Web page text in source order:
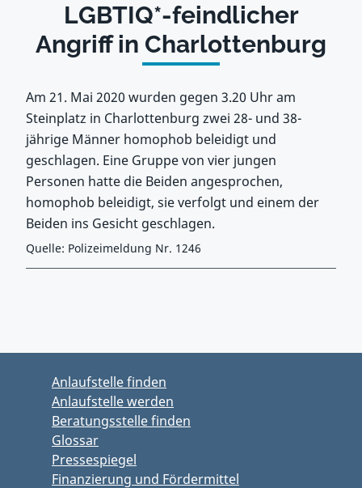
LGBTIQ*-feindlicher
Angriff in Charlottenburg
Am 21. Mai 2020 wurden gegen 3.20 Uhr am
Steinplatz in Charlottenburg zwei 28- und 38-
jährige Männer homophob beleidigt und
geschlagen. Eine Gruppe von vier jungen
Personen hatte die Beiden angesprochen,
homophob beleidigt, sie verfolgt und einem der
Beiden ins Gesicht geschlagen.
Quelle: Polizeimeldung Nr. 1246
Anlaufstelle finden
Anlaufstelle werden
Beratungsstelle finden
Glossar
Pressespiegel
Finanzierung und Fördermittel